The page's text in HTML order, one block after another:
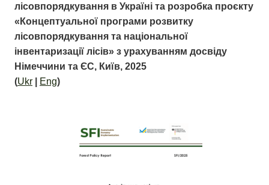
лісовпорядкування в Україні та розробка проєкту
«Концептуальної програми розвитку
лісовпорядкування та національної
інвентаризації лісів» з урахуванням досвіду
Німеччини та ЄС, Київ, 2025
(Ukr Eng)